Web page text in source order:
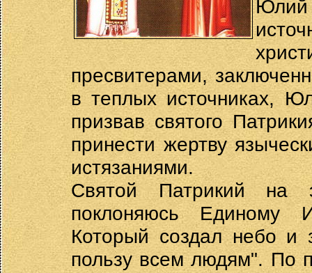
пресвитерами,
в теплых источниках,
призвав святого
принести жертву
истязаниями.
Святой Патрикий на
поклоняюсь Единому
Который создал небо и
пользу всем людям". По